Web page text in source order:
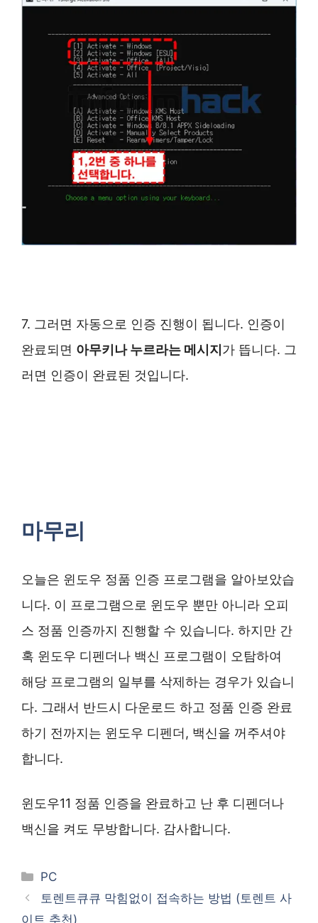
7. 그러면 자동으로 인증 진행이 됩니다. 인증이
완료되면 아무키나 누르라는 메시지가 뜹니다. 그
러면 인증이 완료된 것입니다.
마무리
오늘은 윈도우 정품 인증 프로그램을 알아보았습
니다. 이 프로그램으로 윈도우 뿐만 아니라 오피
스 정품 인증까지 진행할 수 있습니다. 하지만 간
혹 윈도우 디펜더나 백신 프로그램이 오탐하여
해당 프로그램의 일부를 삭제하는 경우가 있습니
다. 그래서 반드시 다운로드 하고 정품 인증 완료
하기 전까지는 윈도우 디펜더, 백신을 꺼주셔야
합니다.
윈도우11 정품 인증을 완료하고 난 후 디펜더나
백신을 켜도 무방합니다. 감사합니다.
카
테
PC
토렌트큐큐 막힘없이 접속하는 방법 (토렌트 사
이트 추천)